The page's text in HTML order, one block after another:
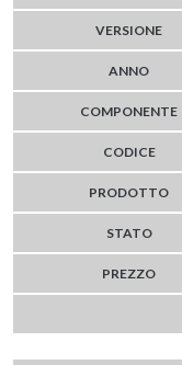
VERSIONE
ANNO
COMPONENTE
CODICE
PRODOTTO
STATO
PREZZO